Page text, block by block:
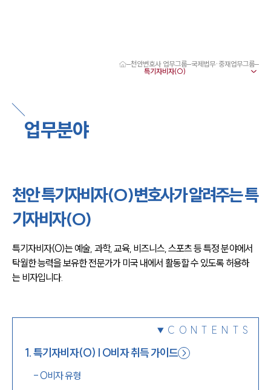
천안형사전문변호사
천안이혼전문변호사
천안학교폭력변호사
천안 분사무소 오시는 길
천안변호사상담 상담접수
채용정보
천안변호사 업무그룹 국제법무·중재업무그룹
업무분야
천안 특기자비자(O)변호사가 알려주는 특
기자비자(O)
특기자비자(O)는 예술, 과학, 교육, 비즈니스, 스포츠 등 특정 분야에서
탁월한 능력을 보유한 전문가가 미국 내에서 활동할 수 있도록 허용하
는 비자입니다.
CONTENTS
1.특기자비자(O) | O비자 취득 가이드
-O비자 유형